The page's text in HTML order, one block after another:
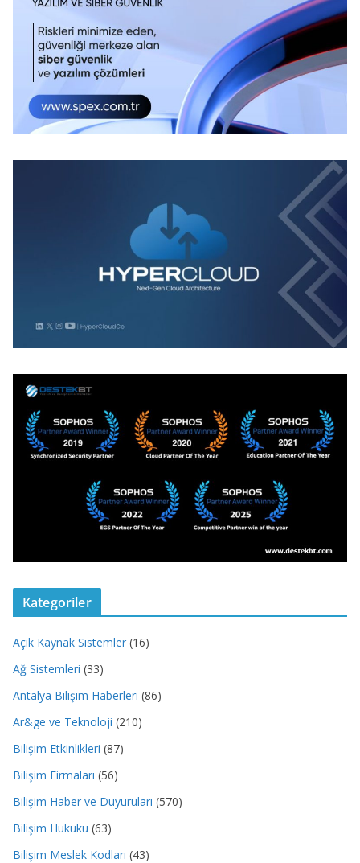
Kategoriler
Açık Kaynak Sistemler (16)
Ağ Sistemleri (33)
Antalya Bilişim Haberleri (86)
Ar&ge ve Teknoloji (210)
Bilişim Etkinlikleri (87)
Bilişim Firmaları (56)
Bilişim Haber ve Duyuruları (570)
Bilişim Hukuku (63)
Bilişim Meslek Kodları (43)